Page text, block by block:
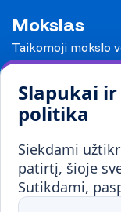
Slapukai
politika
Siekdami
patirtį, šioje
Sutikdami,
Mokslas
Taikomoji mokslo
Mokykloms
Mokymai ir
Partnerystės